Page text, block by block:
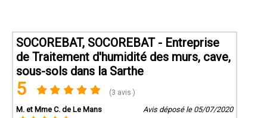
SOCOREBAT, SOCOREBAT - Entreprise
de Traitement d'humidité des murs, cave,
sous-sols dans la Sarthe
5 (3 avis )
M. et Mme C. de Le Mans Avis déposé le 05/07/2020